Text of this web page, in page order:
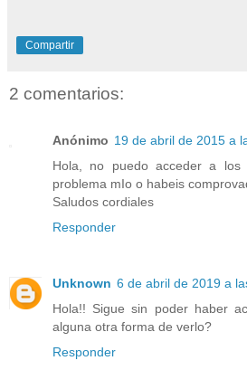
Compartir
2 comentarios:
Anónimo 19 de abril de 2015 a
Hola, no puedo acceder a
problema mIo o habeis
Saludos cordiales
Responder
Unknown 6 de abril de 2019 a
Hola!! Sigue sin poder haber
alguna otra forma de verlo?
Responder